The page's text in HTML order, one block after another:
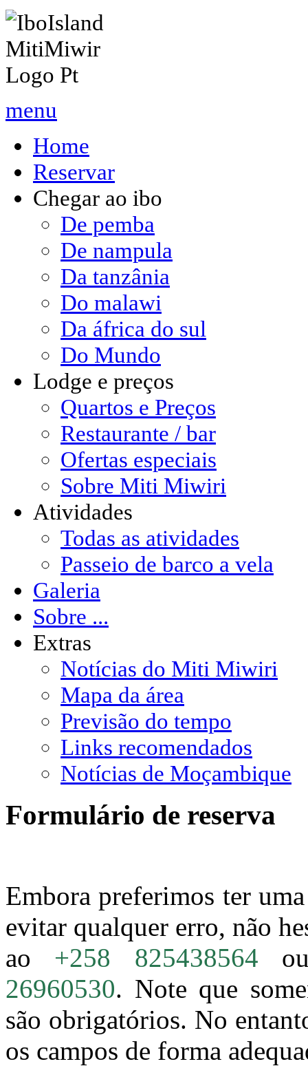
menu
Home
Reservar
Chegar ao ibo
De pemba
De nampula
Da tanzânia
Do malawi
Da áfrica do sul
Do Mundo
Lodge e preços
Quartos e Preços
Restaurante / bar
Ofertas especiais
Sobre Miti Miwiri
Atividades
Todas as atividades
Passeio de barco a vela
Galeria
Sobre ...
Extras
Notícias do Miti Miwiri
Mapa da área
Previsão do tempo
Links recomendados
Notícias de Moçambique
Formulário de reserva
Embora preferimos ter
evitar qualquer erro, não
ao +258 825438564
26960530. Note que
são obrigatórios. No
os campos de forma